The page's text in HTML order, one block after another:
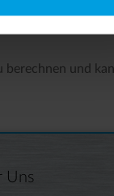
berechnen und
Uns